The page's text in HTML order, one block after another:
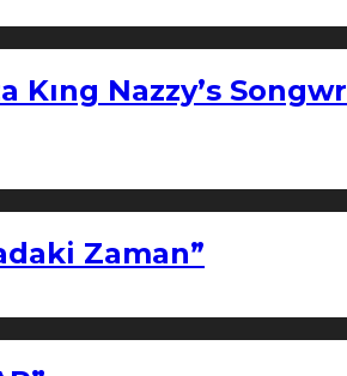
Nazzy’s
Zaman”